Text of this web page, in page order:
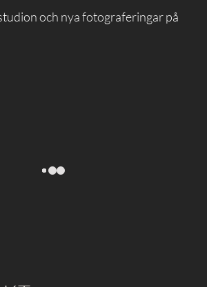
och nya fotograferingar på